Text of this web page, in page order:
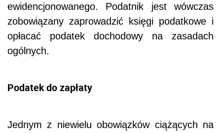
ewidencjonowanego. Podatnik jest wówczas
zobowiązany zaprowadzić księgi podatkowe i
opłacać podatek dochodowy na zasadach
ogólnych.
Podatek do zapłaty
Jednym z niewielu obowiązków ciążących na